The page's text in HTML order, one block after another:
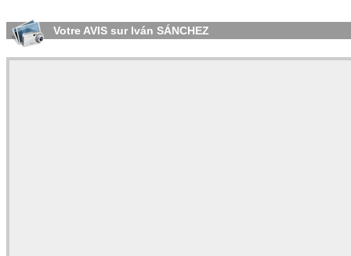
Votre AVIS sur Iván SÁNCHEZ